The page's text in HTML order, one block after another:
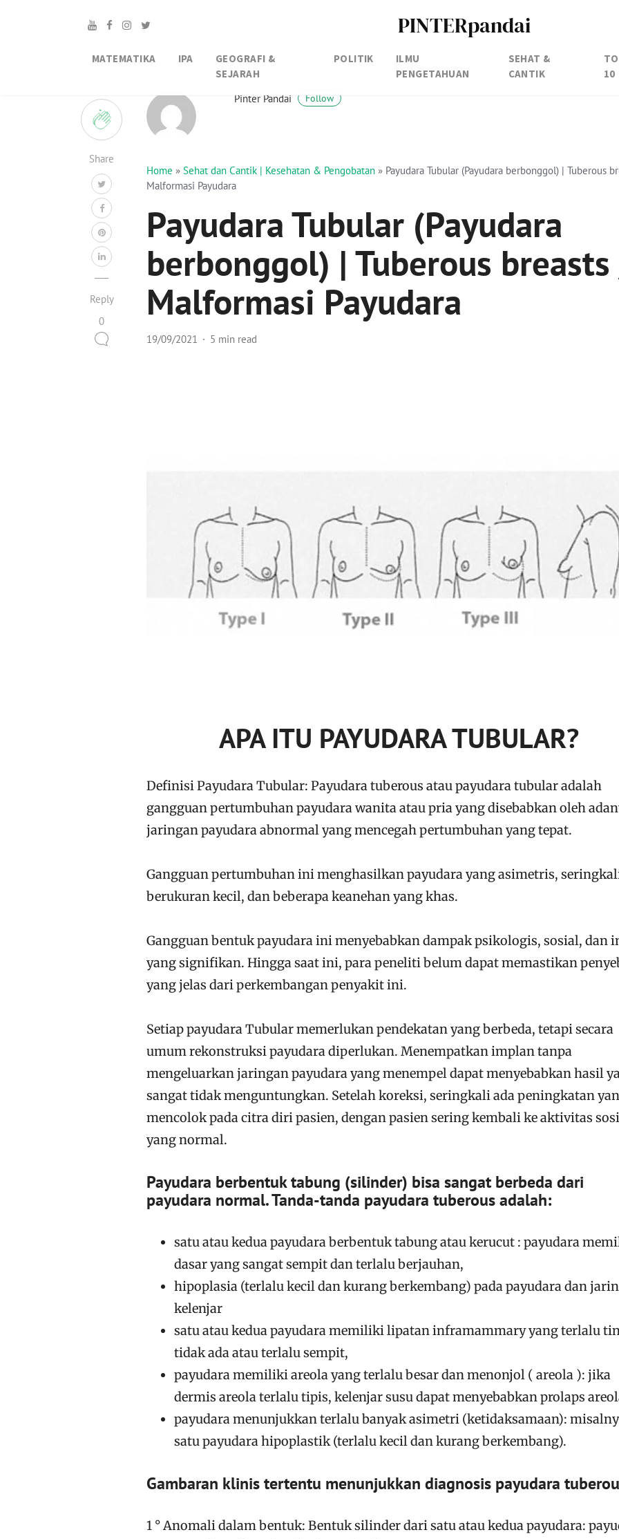
PINTERpandai
MATEMATIKA IPA
GEOGRAFI &
SEJARAH
POLITIK
ILMU
PENGETAHUAN
SEHAT &
CANTIK
10
Share
Reply
0
Pinter Pandai Follow
Home » Sehat dan Cantik | Kesehatan & Pengobatan » Payudara Tubular (Payudara berbonggol) | Tuberous
Malformasi Payudara
Payudara Tubular (Payudara
berbonggol) | Tuberous
Malformasi Payudara
19/09/2021 5 min read
APA ITU PAYUDARA TUBULAR?
Definisi Payudara Tubular: Payudara tuberous atau payudara tubular adalah
gangguan pertumbuhan payudara wanita atau pria yang disebabkan oleh
jaringan payudara abnormal yang mencegah pertumbuhan yang tepat.
Gangguan pertumbuhan ini menghasilkan payudara yang asimetris,
berukuran kecil, dan beberapa keanehan yang khas.
Gangguan bentuk payudara ini menyebabkan dampak psikologis, sosial, dan
yang signifikan. Hingga saat ini, para peneliti belum dapat memastikan
yang jelas dari perkembangan penyakit ini.
Setiap payudara Tubular memerlukan pendekatan yang berbeda, tetapi secara
umum rekonstruksi payudara diperlukan. Menempatkan implan tanpa
mengeluarkan jaringan payudara yang menempel dapat menyebabkan hasil
sangat tidak menguntungkan. Setelah koreksi, seringkali ada peningkatan
mencolok pada citra diri pasien, dengan pasien sering kembali ke aktivitas
yang normal.
Payudara berbentuk tabung (silinder) bisa sangat berbeda dari
payudara normal. Tanda-tanda payudara tuberous adalah:
satu atau kedua payudara berbentuk tabung atau kerucut : payudara
dasar yang sangat sempit dan terlalu berjauhan,
hipoplasia (terlalu kecil dan kurang berkembang) pada payudara dan
kelenjar
satu atau kedua payudara memiliki lipatan inframammary yang terlalu
tidak ada atau terlalu sempit,
payudara memiliki areola yang terlalu besar dan menonjol ( areola ): jika
dermis areola terlalu tipis, kelenjar susu dapat menyebabkan prolaps
payudara menunjukkan terlalu banyak asimetri (ketidaksamaan):
satu payudara hipoplastik (terlalu kecil dan kurang berkembang).
Gambaran klinis tertentu menunjukkan diagnosis payudara
1 ° Anomali dalam bentuk: Bentuk silinder dari satu atau kedua payudara: